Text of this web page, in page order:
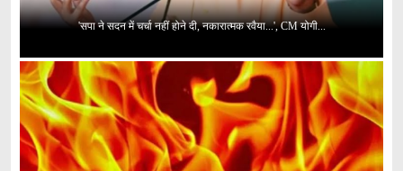
'सपा ने सदन में चर्चा नहीं होने दी, नकारात्मक रवैया...', CM योगी...